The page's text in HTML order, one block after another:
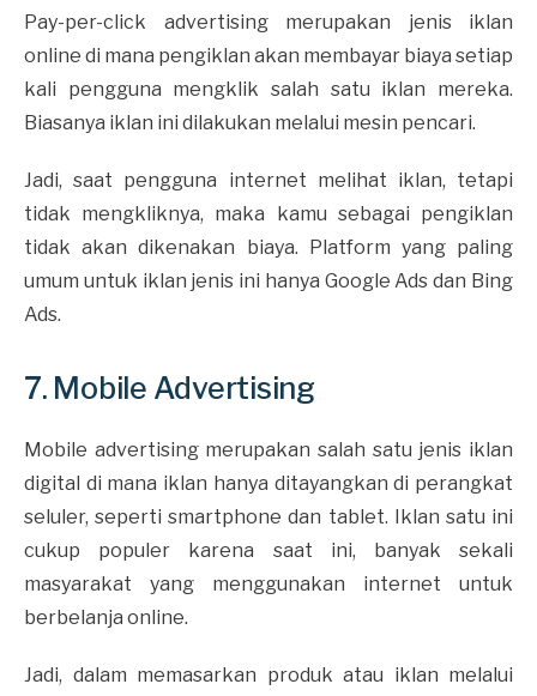
Pay-per-click advertising merupakan jenis iklan
online di mana pengiklan akan membayar biaya setiap
kali pengguna mengklik salah satu iklan mereka.
Biasanya iklan ini dilakukan melalui mesin pencari.
Jadi, saat pengguna internet melihat iklan, tetapi
tidak mengkliknya, maka kamu sebagai pengiklan
tidak akan dikenakan biaya. Platform yang paling
umum untuk iklan jenis ini hanya Google Ads dan Bing
Ads.
7. Mobile Advertising
Mobile advertising merupakan salah satu jenis iklan
digital di mana iklan hanya ditayangkan di perangkat
seluler, seperti smartphone dan tablet. Iklan satu ini
cukup populer karena saat ini, banyak sekali
masyarakat yang menggunakan internet untuk
berbelanja online.
Jadi, dalam memasarkan produk atau iklan melalui